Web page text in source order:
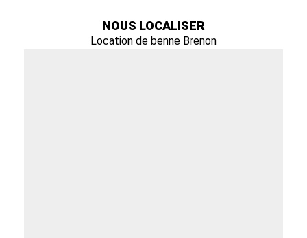
NOUS LOCALISER
Location de benne Brenon